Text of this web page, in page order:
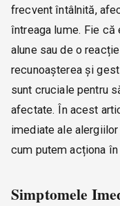
frecvent întâlnită,
întreaga lume. Fie că
alune sau de o
recunoașterea și
sunt cruciale pentru
afectate. În acest
imediate ale
cum putem acționa
Simptomele